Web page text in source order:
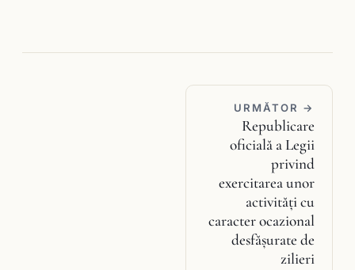
URMĂTOR →
Republicare
oficială a Legii
privind
exercitarea unor
activităţi cu
caracter ocazional
desfăşurate de
zilieri